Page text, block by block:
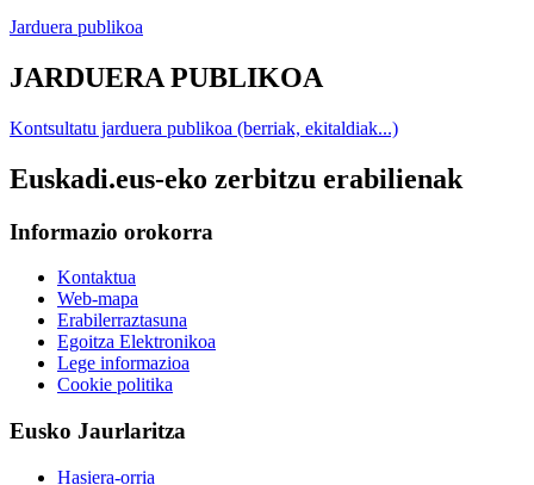
Jarduera publikoa
JARDUERA PUBLIKOA
Kontsultatu jarduera publikoa (berriak, ekitaldiak...)
Euskadi.eus-eko zerbitzu erabilienak
Informazio orokorra
Kontaktua
Web-mapa
Erabilerraztasuna
Egoitza Elektronikoa
Lege informazioa
Cookie politika
Eusko Jaurlaritza
Hasiera-orria